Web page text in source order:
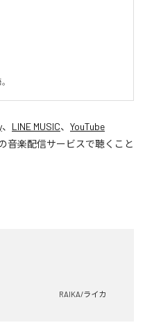
、 LINE MUSIC、 YouTube
音楽配信サービスで聴くこと
RAIKA/ライカ